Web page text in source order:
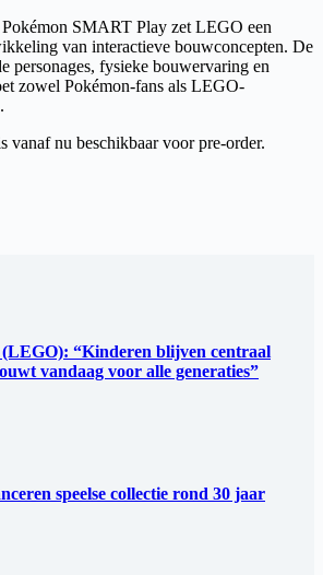
SMART Play zet LEGO een
van interactieve bouwconcepten. De
personages, fysieke bouwervaring en
zowel Pokémon-fans als LEGO-
vanaf nu beschikbaar voor pre-order.
“Kinderen blijven centraal
vandaag voor alle generaties”
speelse collectie rond 30 jaar